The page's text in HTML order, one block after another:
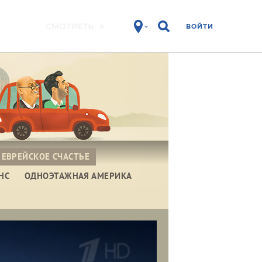
ВОЙТИ
ЕВРЕЙСКОЕ СЧАСТЬЕ
ОДНОЭТАЖНАЯ АМЕРИКА